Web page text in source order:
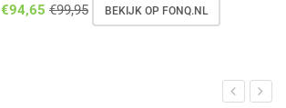
€94,65 €99,95 BEKIJK OP FONQ.NL